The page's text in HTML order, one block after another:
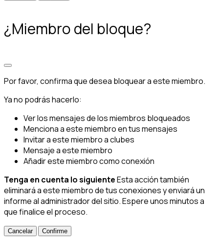
¿Miembro del bloque?
Por favor, confirma que desea bloquear a este miembro.
Ya no podrás hacerlo:
Ver los mensajes de los miembros bloqueados
Menciona a este miembro en tus mensajes
Invitar a este miembro a clubes
Mensaje a este miembro
Añadir este miembro como conexión
Tenga en cuenta lo siguienteEsta acción también
eliminará a este miembro de tus conexiones y enviará un
informe al administrador del sitio. Espere unos minutos a
que finalice el proceso.
Confirme